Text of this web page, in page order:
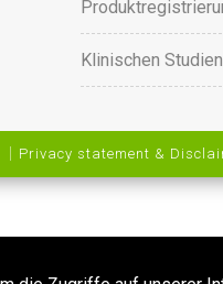
Klinischen Studien
Privacy statement &